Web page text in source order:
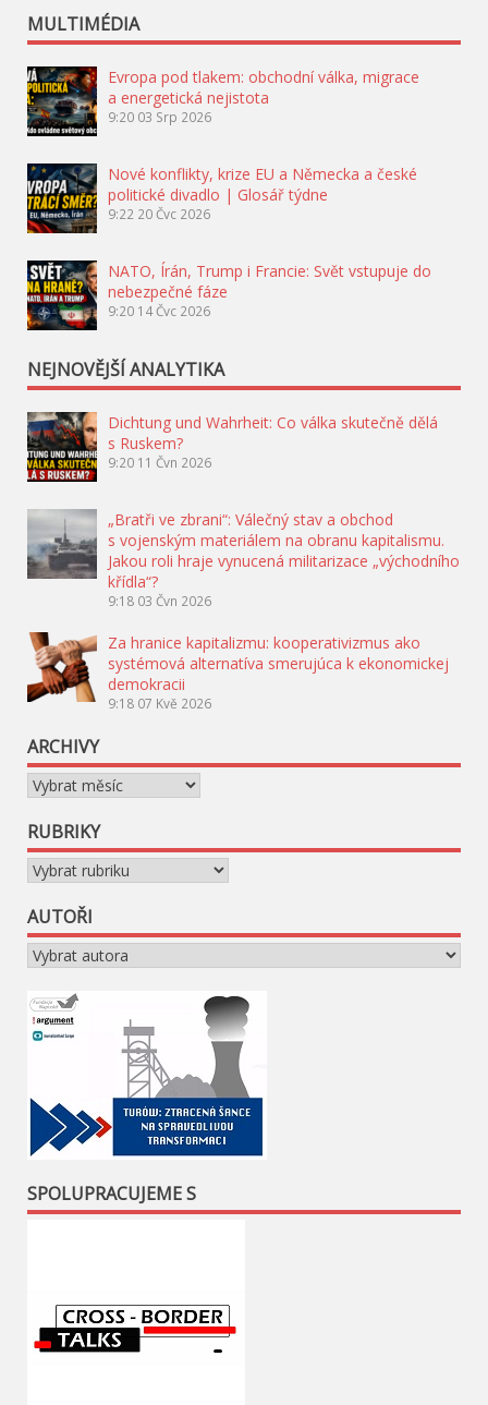
MULTIMÉDIA
Evropa pod tlakem: obchodní válka, migrace
a energetická nejistota
9:20 03 Srp 2026
Nové konflikty, krize EU a Německa a české
politické divadlo | Glosář týdne
9:22 20 Čvc 2026
NATO, Írán, Trump i Francie: Svět vstupuje do
nebezpečné fáze
9:20 14 Čvc 2026
NEJNOVĚJŠÍ ANALYTIKA
Dichtung und Wahrheit: Co válka skutečně dělá
s Ruskem?
9:20 11 Čvn 2026
„Bratři ve zbrani“: Válečný stav a obchod
s vojenským materiálem na obranu kapitalismu.
Jakou roli hraje vynucená militarizace „východního
křídla“?
9:18 03 Čvn 2026
Za hranice kapitalizmu: kooperativizmus ako
systémová alternatíva smerujúca k ekonomickej
demokracii
9:18 07 Kvě 2026
ARCHIVY
Archivy
RUBRIKY
Rubriky
AUTOŘI
SPOLUPRACUJEME S